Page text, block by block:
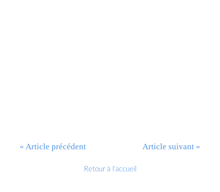
« Article précédent Article suivant »
Retour à l'accueil